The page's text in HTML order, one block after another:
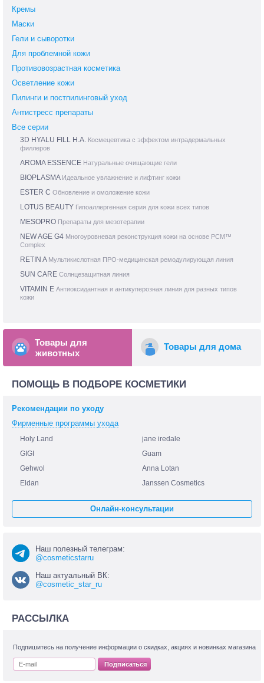
Кремы
Маски
Гели и сыворотки
Для проблемной кожи
Противовозрастная косметика
Осветление кожи
Пилинги и постпилинговый уход
Антистресс препараты
Все серии
3D HYALU FILL H.A. Космецевтика с эффектом интрадермальных
филлеров
AROMA ESSENCE Натуральные очищающие гели
BIOPLASMA Идеальное увлажнение и лифтинг кожи
ESTER C Обновление и омоложение кожи
LOTUS BEAUTY Гипоаллергенная серия для кожи всех типов
MESOPRO Препараты для мезотерапии
NEW AGE G4 Многоуровневая реконструкция кожи на основе PCM™
Complex
RETIN A Мультикислотная ПРО-медицинская ремодулирующая линия
SUN CARE Солнцезащитная линия
VITAMIN E Антиоксидантная и антикуперозная линия для разных типов
кожи
Товары для
животных
Товары для дома
ПОМОЩЬ В ПОДБОРЕ КОСМЕТИКИ
Рекомендации по уходу
Фирменные программы ухода
Holy Land
jane iredale
GIGI
Guam
Gehwol
Anna Lotan
Eldan
Janssen Cosmetics
Онлайн-консультации
Наш полезный телеграм:
@cosmeticstarru
Наш актуальный ВК:
@cosmetic_star_ru
РАССЫЛКА
Подпишитесь на получение информации о скидках, акциях и новинках магазина
Подписаться